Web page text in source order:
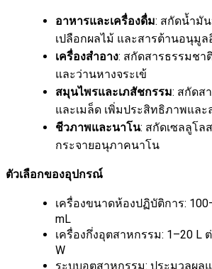
อาหารและเครื่องดื่ม: สกัดน้ำมั
เปลือกผลไม้ และสารต้านอนุมู
เครื่องสำอาง: สกัดสารธรรมชา
และว่านหางจระเข้
สมุนไพรและเภสัชกรรม: สกัดส
และเมล็ด เพิ่มประสิทธิภาพและ
ชีวภาพและนาโน: สกัดเซลลูโล
กระจายอนุภาคนาโน
ตัวเลือกของอุปกรณ์
เครื่องขนาดห้องปฏิบัติการ:
mL
เครื่องกึ่งอุตสาหกรรม: 1–20 L
W
ระบบอุตสาหกรรม: ประมวลผล